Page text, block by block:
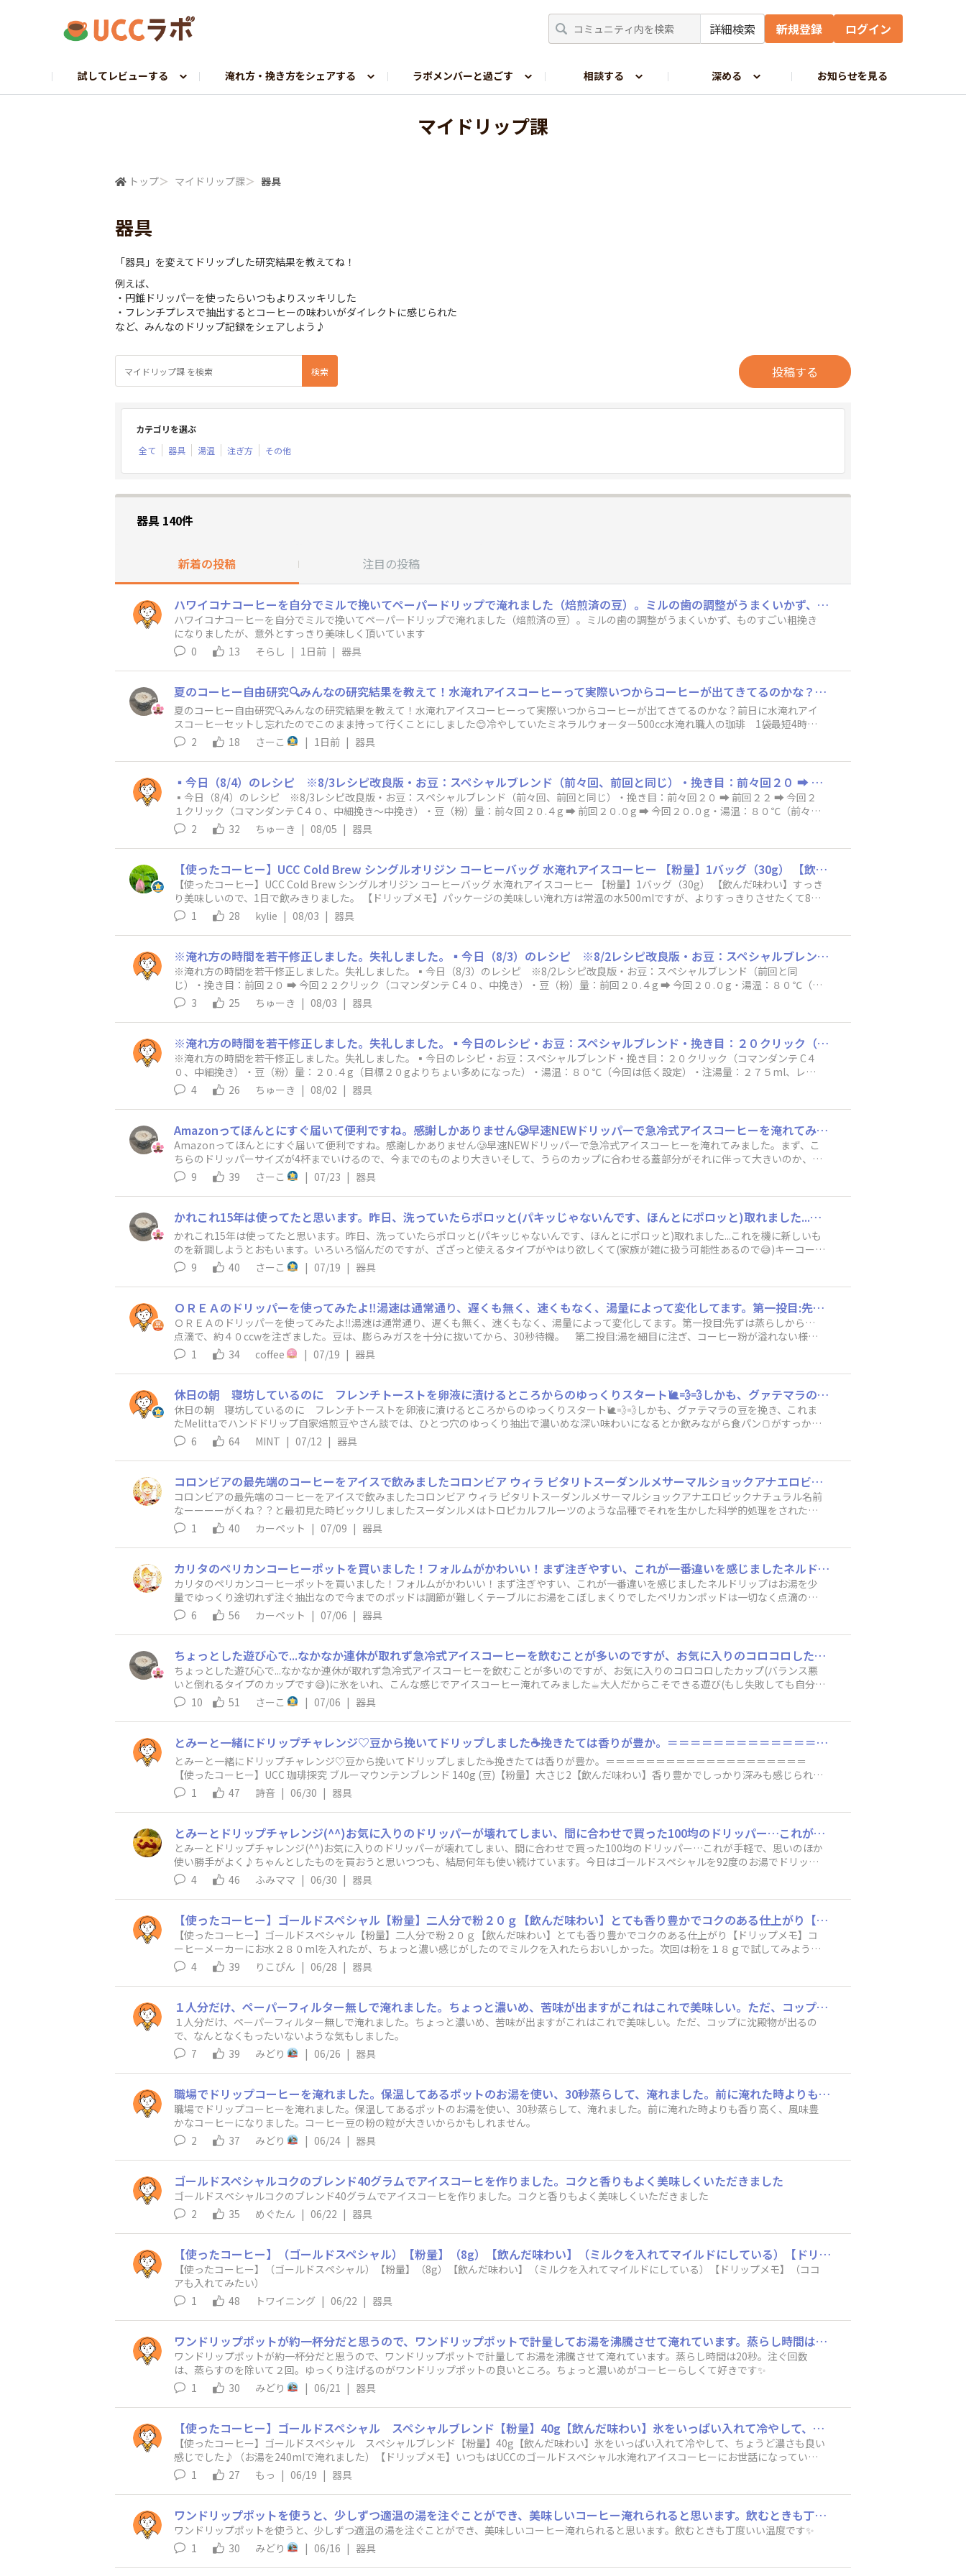
詳細検索 新規登録 ログイン
試してレビューする 淹れ方・挽き方をシェアする ラボメンバーと過ごす 相談する 深める お知らせを見る
マイドリップ課
トップ＞ マイドリップ課＞ 器具
器具
「器具」を変えてドリップした研究結果を教えてね！
例えば、
・円錐ドリッパーを使ったらいつもよりスッキリした
・フレンチプレスで抽出するとコーヒーの味わいがダイレクトに感じられた
など、みんなのドリップ記録をシェアしよう♪
投稿する
カテゴリを選ぶ
全て
器具 湯温 注ぎ方 その他
器具 140件
新着の投稿 注目の投稿
ハワイコナコーヒーを自分でミルで挽いてペーパードリップで淹れました（焙煎済の豆）。ミルの歯の調整がうまくいかず、ものすごい粗挽きになりましたが、意外とすっきり美味しく頂いています
ハワイコナコーヒーを自分でミルで挽いてペーパードリップで淹れました（焙煎済の豆）。ミルの歯の調整がうまくいかず、ものすごい粗挽き
になりましたが、意外とすっきり美味しく頂いています
0
13 そらし | 1日前 | 器具
夏のコーヒー自由研究🔍みんなの研究結果を教えて！水淹れアイスコーヒーって実際いつからコーヒーが出てきてるのかな？前日に水淹れアイスコーヒーセットし忘れたのでこのまま持って行くことにしました😊冷やしていたミネラルウォーター500cc水淹れ職人の珈琲 1袋最短4時間から飲めるのか、もしくは実はもっと早く飲めるのか...楽しみです👍👍
夏のコーヒー自由研究🔍みんなの研究結果を教えて！水淹れアイスコーヒーって実際いつからコーヒーが出てきてるのかな？前日に水淹れアイ
スコーヒーセットし忘れたのでこのまま持って行くことにしました😊冷やしていたミネラルウォーター500cc水淹れ職人の珈琲 1袋最短4時間
から飲めるのか、もしくは実はもっと早く飲めるのか...楽しみです👍👍
2 18 さーこ | 1日前 | 器具
▪️今日（8/4）のレシピ ※8/3レシピ改良版・お豆：スペシャルブレンド（前々回、前回と同じ）・挽き目：前々回２０ ➡︎ 前回２２ ➡︎ 今回２１クリック（コマンダンテ C４０、中細挽き〜中挽き）・豆（粉）量：前々回２０.４g ➡︎ 前回２０.０g ➡︎ 今回２０.０g・湯温：８０℃（前々回、前回と同じ）・注湯量：前々回２７５ml、レシオ１３.５（落ち切り）➡︎ 前回２９０ml、レシオ１４.５➡︎ 今回２９０ml、レシオ１４.５・ドリッパー：ORIGAMI Air M 2-4杯用（前々回、前回と同じ）・フィルター：アバカ プラス（リンスなし）（前々回、前回と同じ）・淹れ方：蒸らし以降は１円玉大のサークルプア（前々回、前回と同じ）0:00〜0:30 ３０ml（注湯１０秒程度＋蒸らし２０秒）（前々回、前回と同じ）0:30〜1:00 １７０ml（前々回、前回と同じ）1:00〜1:30 ２４０ml（前々回、前回と同じ）1:30〜1:40 前々回２７５ml（2分30秒落ち切り、出来高２２７ml）➡︎ 前回２９０ml（2分30秒落ち切り、出来高２４３ml）➡︎ 今回２９０ml（2分20秒落ち切り、出来高２３８ml）・データ：前々回 抽出レシオ１１.１、TDS １.６９、収率 １８.８％ 前回 抽出レシオ１２.２、TDS １.４６、収率 １７.８％ 今回 抽出レシオ１１.９、TDS １.４８、収率 １７.６％・感想：前回は前々回よりも飲みやすくなりましたが（濃度減）、自分の好みで少し口当たりを強くするために、挽き目を２２➡︎２１（C４０で中細挽き〜中挽き）で淹れました。結果、前回よりもわずかにパンチのある飲み口になりました。なお、前回と今回の差は、前々回と前回との差ほどではありません。商品のパッケージには「苦味３・酸味３・コク４」とありますが、前回同様「酸味２」の感じでした。3回にわたってスペシャルブレンドのレシピ調整を行いましたが、淹れ方（サークルプアの強さ、淹れる高さ、注湯速度など）が3回とも全く同じではないので、今回のレシピがベストかどうかわかりませんが、淹れ方による違いを感じることが出来ました。３種類のレシピが出来たので、気分によって使い分けようと思います。淹れ方がブレて狙ったように淹れられないと思いますが・・・修練します。やっぱりコーヒーを淹れるのは楽しいです。（添付写真は抽出後の粉の状況）
▪️今日（8/4）のレシピ ※8/3レシピ改良版・お豆：スペシャルブレンド（前々回、前回と同じ）・挽き目：前々回２０ ➡︎ 前回２２ ➡︎ 今回２
１クリック（コマンダンテ C４０、中細挽き〜中挽き）・豆（粉）量：前々回２０.４g ➡︎ 前回２０.０g ➡︎ 今回２０.０g・湯温：８０℃（前々
回、前回と同じ）・注湯量：前々回２７５ml、レシオ１３.５（落ち切り）➡︎ 前回２９０ml、レシオ１４.５➡︎ 今回２９０ml、レシオ１４.５・
ドリッパー：ORIGAMI Air M 2-4杯用（前々回、前回と同じ）・フィルター：アバカ プラス（リンスなし）（前々回、前回と同じ）・淹れ方：
蒸らし以降は１円玉大のサークルプア（前々回、前回と同じ）0:00〜0:30 ３０ml（注湯１０秒程度＋蒸らし２０秒）（前々回、前回と同じ）
0:30〜1:00 １７０ml（前々回、前回と同じ）1:00〜1:30 ２４０ml（前々回、前回と同じ）1:30〜1:40 前々回２７５ml（2分30秒落ち切
り、出来高２２７ml）➡︎ 前回２９０ml（2分30秒落ち切り、出来高２４３ml）➡︎ 今回２９０ml（2分20秒落ち切り、出来高２３８ml）・デー
タ：前々回 抽出レシオ１１.１、TDS １.６９、収率 １８.８％ 前回 抽出レシオ１２.２、TDS １.４６、収率 １７.８％ 今
回 抽出レシオ１１.９、TDS １.４８、収率 １７.６％・感想：前回は前々回よりも飲みやすくなりましたが（濃度減）、自分の好みで少し口当
たりを強くするために、挽き目を２２➡︎２１（C４０で中細挽き〜中挽き）で淹れました。結果、前回よりもわずかにパンチのある飲み口になり
ました。なお、前回と今回の差は、前々回と前回との差ほどではありません。商品のパッケージには「苦味３・酸味３・コク４」とあります
が、前回同様「酸味２」の感じでした。3回にわたってスペシャルブレンドのレシピ調整を行いましたが、淹れ方（サークルプアの強さ、淹れる
高さ、注湯速度など）が3回とも全く同じではないので、今回のレシピがベストかどうかわかりませんが、淹れ方による違いを感じることが出来
ました。３種類のレシピが出来たので、気分によって使い分けようと思います。淹れ方がブレて狙ったように淹れられないと思いますが・・・
修練します。やっぱりコーヒーを淹れるのは楽しいです。（添付写真は抽出後の粉の状況）
2 32 ちゅーき | 08/05 | 器具
【使ったコーヒー】UCC Cold Brew シングルオリジン コーヒーバッグ 水淹れアイスコーヒー 【粉量】1バッグ（30g） 【飲んだ味わい】すっきり美味しいので、1日で飲みきりました。 【ドリップメモ】パッケージの美味しい淹れ方は常温の水500mlですが、よりすっきりさせたくて800ml。冷蔵庫で8時間。iwaki PYREXを使用。
【使ったコーヒー】UCC Cold Brew シングルオリジン コーヒーバッグ 水淹れアイスコーヒー 【粉量】1バッグ（30g） 【飲んだ味わい】すっき
り美味しいので、1日で飲みきりました。 【ドリップメモ】パッケージの美味しい淹れ方は常温の水500mlですが、よりすっきりさせたくて800
ml。冷蔵庫で8時間。iwaki PYREXを使用。
1 28 kylie | 08/03 | 器具
※淹れ方の時間を若干修正しました。失礼しました。▪️今日（8/3）のレシピ ※8/2レシピ改良版・お豆：スペシャルブレンド（前回と同じ）・挽き目：前回２０ ➡︎ 今回２２クリック（コマンダンテ C４０、中挽き）・豆（粉）量：前回２０.４g ➡︎ 今回２０.０g・湯温：８０℃（前回と同じ）・注湯量：前回２７５ml、レシオ１３.５（落ち切り）➡︎ 今回２９０ml、レシオ１４.５・ドリッパー：ORIGAMI Air M 2-4杯用（前回と同じ）・フィルター：アバカ プラス（リンスなし）（前回と同じ）・淹れ方：蒸らし以降は１円玉大のサークルプア（前回と同じ）0:00〜0:30 ３０ml（注湯１０秒程度＋蒸らし２０秒）（前回と同じ）0:30〜1:00 １７０ml（前回と同じ）1:00〜1:30 ２４０ml（前回と同じ）1:30〜1:40 前回２７５ml（2分30秒落ち切り、出来高２２７ml）➡︎ 今回２９０ml（2分30秒落ち切り、出来高２４３ml）・データ：前回 抽出レシオ１１.１、TDS １.６９、収率 １８.８％ 今回 抽出レシオ１２.２、TDS １.４６、収率 １７.８％・感想：前回よりも飲みやすくするため、当初、挽き目のみ少し粗く（２０➡︎２２）する予定でしたが、収率を下げたくないので、レシオも１３.５から１４.５にしました（注湯量２７５ml➡︎２９０ml ※代わりに粉量を減らすのもOK）。結果、収率を大きく下げることなく、前回よりも飲みやすく（口当たりがよく）なりました。商品のパッケージには「苦味３・酸味３・コク４」とありますが、「酸味２」の感じでした。コクと苦味のバランスはよかったです。とても美味しかったですが、好みとしてはもう少しパンチが欲しいので、次回は、今回のレシピをベースに挽き目を２２➡︎２１（C４０で中細挽き〜中挽き）で淹れたいと思います。（添付写真は抽出後の粉の状況）
※淹れ方の時間を若干修正しました。失礼しました。▪️今日（8/3）のレシピ ※8/2レシピ改良版・お豆：スペシャルブレンド（前回と同
じ）・挽き目：前回２０ ➡︎ 今回２２クリック（コマンダンテ C４０、中挽き）・豆（粉）量：前回２０.４g ➡︎ 今回２０.０g・湯温：８０℃（前
回と同じ）・注湯量：前回２７５ml、レシオ１３.５（落ち切り）➡︎ 今回２９０ml、レシオ１４.５・ドリッパー：ORIGAMI Air M 2-4杯用（前
回と同じ）・フィルター：アバカ プラス（リンスなし）（前回と同じ）・淹れ方：蒸らし以降は１円玉大のサークルプア（前回と同じ）0:00〜
0:30 ３０ml（注湯１０秒程度＋蒸らし２０秒）（前回と同じ）0:30〜1:00 １７０ml（前回と同じ）1:00〜1:30 ２４０ml（前回と同じ）1:
30〜1:40 前回２７５ml（2分30秒落ち切り、出来高２２７ml）➡︎ 今回２９０ml（2分30秒落ち切り、出来高２４３ml）・データ：前回 抽出
レシオ１１.１、TDS １.６９、収率 １８.８％ 今回 抽出レシオ１２.２、TDS １.４６、収率 １７.８％・感想：前回よりも飲みやすく
するため、当初、挽き目のみ少し粗く（２０➡︎２２）する予定でしたが、収率を下げたくないので、レシオも１３.５から１４.５にしました（注
湯量２７５ml➡︎２９０ml ※代わりに粉量を減らすのもOK）。結果、収率を大きく下げることなく、前回よりも飲みやすく（口当たりがよ
く）なりました。商品のパッケージには「苦味３・酸味３・コク４」とありますが、「酸味２」の感じでした。コクと苦味のバランスはよかっ
たです。とても美味しかったですが、好みとしてはもう少しパンチが欲しいので、次回は、今回のレシピをベースに挽き目を２２➡︎２１（C４０
で中細挽き〜中挽き）で淹れたいと思います。（添付写真は抽出後の粉の状況）
3 25 ちゅーき | 08/03 | 器具
​※淹れ方の時間を若干修正しました。失礼しました。​▪️今日のレシピ・お豆：スペシャルブレンド・挽き目：２０クリック（コマンダンテ C４０、中細挽き）・豆（粉）量：２０.４g（目標２０gよりちょい多めになった）・湯温：８０℃（今回は低く設定）・注湯量：２７５ml、レシオ１３.５（落ち切り）・ドリッパー：ORIGAMI Air M 2-4杯用・フィルター：アバカ プラス（リンスなし）・淹れ方：蒸らし以降は１円玉大のサークルプア0:00〜0:30 ３０ml（注湯１０秒程度＋蒸らし２０秒）0:30〜1:00 １７０ml1:00〜1:30 ２４０ml1:30〜1:40 ２７５ml（2分30秒落ち切り、出来高２２７ml）・データ：抽出レシオ１１.１、TDS １.６９、収率 １８.８％・感想：初めてのスペシャルブレンド。苦味を抑えるために湯温は80℃とかなり低めに設定。結果、程よい苦味でしたが、TDSが高く濃いコーヒーに仕上がりました。スペシャルブレンドのコクと香りがとても気に入りました。次回はもう少し飲みやすくするために（TDSを下げるために）、レシオ１３.５➡︎１４.５、または、挽き目を若干荒め（C４０で２０中細挽き➡︎２２中挽き）で淹れたいと思います。（添付写真は抽出後の粉の状況）以上
​※淹れ方の時間を若干修正しました。失礼しました。​▪️今日のレシピ・お豆：スペシャルブレンド・挽き目：２０クリック（コマンダンテ C４
０、中細挽き）・豆（粉）量：２０.４g（目標２０gよりちょい多めになった）・湯温：８０℃（今回は低く設定）・注湯量：２７５ml、レシ
オ１３.５（落ち切り）・ドリッパー：ORIGAMI Air M 2-4杯用・フィルター：アバカ プラス（リンスなし）・淹れ方：蒸らし以降は１円玉大の
サークルプア0:00〜0:30 ３０ml（注湯１０秒程度＋蒸らし２０秒）0:30〜1:00 １７０ml1:00〜1:30 ２４０ml1:30〜1:40 ２７５ml（2分3
0秒落ち切り、出来高２２７ml）・データ：抽出レシオ１１.１、TDS １.６９、収率 １８.８％・感想：初めてのスペシャルブレンド。苦味を抑
えるために湯温は80℃とかなり低めに設定。結果、程よい苦味でしたが、TDSが高く濃いコーヒーに仕上がりました。スペシャルブレンドのコ
クと香りがとても気に入りました。次回はもう少し飲みやすくするために（TDSを下げるために）、レシオ１３.５➡︎１４.５、または、挽き目を
若干荒め（C４０で２０中細挽き➡︎２２中挽き）で淹れたいと思います。（添付写真は抽出後の粉の状況）以上
4 26 ちゅーき | 08/02 | 器具
Amazonってほんとにすぐ届いて便利ですね。感謝しかありません🥲早速NEWドリッパーで急冷式アイスコーヒーを淹れてみました。まず、こちらのドリッパーサイズが4杯までいけるので、今までのものより大きいそして、うらのカップに合わせる蓋部分がそれに伴って大きいのか、今まで使ってたサーバーがはまらない💦口の大きさが一緒wwwというハプニングはありましたが、別のカップに直淹れして完成しました✨✨大きさが違うからかもしれませんが、お湯の中が早くて雑味がはいらないのかしら？かなりさっぱりした味に仕上がった気もします(気のせいかもしれません)うらの縁が大きい問題はちょっと予想外でした。これはもうNEWサーバーも買ってね？ということでしょうか。
Amazonってほんとにすぐ届いて便利ですね。感謝しかありません🥲早速NEWドリッパーで急冷式アイスコーヒーを淹れてみました。まず、こ
ちらのドリッパーサイズが4杯までいけるので、今までのものより大きいそして、うらのカップに合わせる蓋部分がそれに伴って大きいのか、今
まで使ってたサーバーがはまらない💦口の大きさが一緒wwwというハプニングはありましたが、別のカップに直淹れして完成しました✨✨大き
さが違うからかもしれませんが、お湯の中が早くて雑味がはいらないのかしら？かなりさっぱりした味に仕上がった気もします(気のせいかもし
れません)うらの縁が大きい問題はちょっと予想外でした。これはもうNEWサーバーも買ってね？ということでしょうか。
9 39 さーこ | 07/23 | 器具
かれこれ15年は使ってたと思います。昨日、洗っていたらポロッと(パキッじゃないんです、ほんとにポロッと)取れました...これを機に新しいものを新調しようとおもいます。いろいろ悩んだのですが、ざざっと使えるタイプがやはり欲しくて(家族が雑に扱う可能性あるので😅)キーコーヒーのクリスタルタイプにしようかと検討中🤔見た目が魅力的で使ってみたいのです✌️
かれこれ15年は使ってたと思います。昨日、洗っていたらポロッと(パキッじゃないんです、ほんとにポロッと)取れました...これを機に新しいも
のを新調しようとおもいます。いろいろ悩んだのですが、ざざっと使えるタイプがやはり欲しくて(家族が雑に扱う可能性あるので😅)キーコーヒ
ーのクリスタルタイプにしようかと検討中🤔見た目が魅力的で使ってみたいのです✌️
9 40 さーこ | 07/19 | 器具
ＯＲＥＡのドリッパーを使ってみたよ‼湯速は通常通り、遅くも無く、速くもなく、湯量によって変化してます。第一投目:先ずは蒸らしから… 点滴で、約４０ccwを注ぎました。豆は、膨らみガスを十分に抜いてから、30秒待機。 第二投目:湯を細目に注ぎ、コーヒー粉が溢れない様に、100ccまで注湯。コーヒー液はOREAの設計通り、ペーパーの中心からコーヒーがチョロチョロとサーバーの中に落ちていきます。 第三投目:今度は200ccまで同じく、チョロチョロと注湯していきます。 第四投目:残りの３０ccwを注いで、落ち切る前にサーバーから外しました。計230ccを攪拌してから、コーヒーカップに１００ccずつ、テイスティングカップに３０cc。とりあえずは、普段通りに抽出してみました。 豆はフィリピン、シティロースト、量は25ｇ、ウェーブフィルター。 1人から2人分にしては、豆の量は多いですが、これは自分の好みの濃さにする為。味は変わらず、コーヒー専門店だと上手く説明出来るんだろうけど、自分の語彙力では、これが精一杯、勘弁してください。
ＯＲＥＡのドリッパーを使ってみたよ‼湯速は通常通り、遅くも無く、速くもなく、湯量によって変化してます。第一投目:先ずは蒸らしから…
点滴で、約４０ccwを注ぎました。豆は、膨らみガスを十分に抜いてから、30秒待機。 第二投目:湯を細目に注ぎ、コーヒー粉が溢れない様
に、100ccまで注湯。コーヒー液はOREAの設計通り、ペーパーの中心からコーヒーがチョロチョロとサーバーの中に落ちていきます。 第三投
目:今度は200ccまで同じく、チョロチョロと注湯していきます。 第四投目:残りの３０ccwを注いで、落ち切る前にサーバーから外しました。計
230ccを攪拌してから、コーヒーカップに１００ccずつ、テイスティングカップに３０cc。とりあえずは、普段通りに抽出してみました。 豆は
フィリピン、シティロースト、量は25ｇ、ウェーブフィルター。 1人から2人分にしては、豆の量は多いですが、これは自分の好みの濃さにす
る為。味は変わらず、コーヒー専門店だと上手く説明出来るんだろうけど、自分の語彙力では、これが精一杯、勘弁してください。
1 34 coffee | 07/19 | 器具
休日の朝 寝坊しているのに フレンチトーストを卵液に漬けるところからのゆっくりスタート🐌💨💨しかも、グァテマラの豆を挽き、これまたMelittaでハンドドリップ自家焙煎豆やさん談では、ひとつ穴のゆっくり抽出で濃いめな深い味わいになるとか飲みながら食パン🍞がすっかり液をすうのを待ちます家族のハンドドリップには焼きあがり後にすぐ出したいので、Kalita(３つ穴)で素早くさっぱりめ仕上がりにしちゃいます焼いている時がフレンチトーストの私の幸せピーク♪片付けがまったり面倒で、もう１杯後でデカフェ淹れます(笑)(のちほど コーヒーギャラリーで画像UPします☺️)
休日の朝 寝坊しているのに フレンチトーストを卵液に漬けるところからのゆっくりスタート🐌💨💨しかも、グァテマラの豆を挽き、これま
たMelittaでハンドドリップ自家焙煎豆やさん談では、ひとつ穴のゆっくり抽出で濃いめな深い味わいになるとか飲みながら食パン🍞がすっかり
液をすうのを待ちます家族のハンドドリップには焼きあがり後にすぐ出したいので、Kalita(３つ穴)で素早くさっぱりめ仕上がりにしちゃいます
焼いている時がフレンチトーストの私の幸せピーク♪片付けがまったり面倒で、もう１杯後でデカフェ淹れます(笑)(のちほど コーヒーギャラ
リーで画像UPします☺️)
6 64 MINT | 07/12 | 器具
コロンビアの最先端のコーヒーをアイスで飲みましたコロンビア ウィラ ピタリト​スーダンルメ​サーマルショックアナエロビックナチュラル名前なーーーーがくね？？と最初見た時ビックリしましたスーダンルメはトロピカルフルーツのような品種でそれを生かした科学的処理をされた逸品ですコロンビアはウォッシュドの技術がかなり高く昔からブレンドとしてもキレイな優等生でしたでもそれだと伸び代がない 他地域でもブレンドの土台の豆の品質向上の追い上げがやばいので(ベトナムあたり)コロンビアの新しいブランドとして掲げるために若手チームが科学的な挑戦をしてます正直これはクラシカルなコーヒーとは真逆のマッドサイエンティストな豆です飲むまったり〜うふふと言うよりバチバチなファンキーな体験と行った方がいいです飲む果物フェスです 暑い日が急に来たのでまったりアイスが楽しい
コロンビアの最先端のコーヒーをアイスで飲みましたコロンビア ウィラ ピタリト​スーダンルメ​サーマルショックアナエロビックナチュラル名前
なーーーーがくね？？と最初見た時ビックリしましたスーダンルメはトロピカルフルーツのような品種でそれを生かした科学的処理をされた逸
品ですコロンビアはウォッシュドの技術がかなり高く昔からブレンドとしてもキレイな優等生でしたでもそれだと伸び代がない 他地域でもブレ
ンドの土台の豆の品質向上の追い上げがやばいので(ベトナムあたり)コロンビアの新しいブランドとして掲げるために若手チームが科学的な挑戦
をしてます正直これはクラシカルなコーヒーとは真逆のマッドサイエンティストな豆です飲むまったり〜うふふと言うよりバチバチなファンキ
ーな体験と行った方がいいです飲む果物フェスです 暑い日が急に来たのでまったりアイスが楽しい
1 40 カーペット | 07/09 | 器具
カリタのペリカンコーヒーポットを買いました！フォルムがかわいい！まず注ぎやすい、これが一番違いを感じましたネルドリップはお湯を少量でゆっくり途切れず注ぐ抽出なので今までのポッドは調節が難しくテーブルにお湯をこぼしまくりでしたペリカンポッドは一切なく点滴のようにゆっくりもやりやすく感動です😭👏👏マンデリン リントン スペシャル美味しいコーヒーを自分で作るならやっぱり、ある程度道具にもお金かけるのも大事だなと感じました。
カリタのペリカンコーヒーポットを買いました！フォルムがかわいい！まず注ぎやすい、これが一番違いを感じましたネルドリップはお湯を少
量でゆっくり途切れず注ぐ抽出なので今までのポッドは調節が難しくテーブルにお湯をこぼしまくりでしたペリカンポッドは一切なく点滴のよ
うにゆっくりもやりやすく感動です😭👏👏マンデリン リントン スペシャル美味しいコーヒーを自分で作るならやっぱり、ある程度道具にもお金
かけるのも大事だなと感じました。
6 56 カーペット | 07/06 | 器具
ちょっとした遊び心で...なかなか連休が取れず急冷式アイスコーヒーを飲むことが多いのですが、お気に入りのコロコロしたカップ(バランス悪いと倒れるタイプのカップです😅)に氷をいれ、こんな感じでアイスコーヒー淹れてみました☕︎大人だからこそできる遊び(もし失敗しても自分で処理できるし、覚悟決めてますから笑)なんて、半分ふざけつつコーヒータイムを楽しんでいました♪
ちょっとした遊び心で...なかなか連休が取れず急冷式アイスコーヒーを飲むことが多いのですが、お気に入りのコロコロしたカップ(バランス悪
いと倒れるタイプのカップです😅)に氷をいれ、こんな感じでアイスコーヒー淹れてみました☕︎大人だからこそできる遊び(もし失敗しても自分で
処理できるし、覚悟決めてますから笑)なんて、半分ふざけつつコーヒータイムを楽しんでいました♪
10 51 さーこ | 07/06 | 器具
​とみーと一緒にドリップチャレンジ♡豆から挽いてドリップしました☕️挽きたては香りが豊か。​＝＝＝＝＝＝＝＝＝＝＝＝＝＝＝＝＝＝＝＝​【使ったコーヒー】UCC 珈琲探究 ブルーマウンテンブレンド 140g (豆)​【粉量】大さじ2​【飲んだ味わい】香り豊かでしっかり深みも感じられます。​【ドリップメモ】今日はホットで飲んだので次回はアイスに挑戦！​
​とみーと一緒にドリップチャレンジ♡豆から挽いてドリップしました☕️挽きたては香りが豊か。​＝＝＝＝＝＝＝＝＝＝＝＝＝＝＝＝＝＝＝＝​
【使ったコーヒー】UCC 珈琲探究 ブルーマウンテンブレンド 140g (豆)​【粉量】大さじ2​【飲んだ味わい】香り豊かでしっかり深みも感じられま
す。​【ドリップメモ】今日はホットで飲んだので次回はアイスに挑戦！​
1 47 詩音 | 06/30 | 器具
とみーとドリップチャレンジ(⁠^⁠^⁠)お気に入りのドリッパーが壊れてしまい、間に合わせで買った100均のドリッパー…これが手軽で、思いのほか使い勝手がよく♪ちゃんとしたものを買おうと思いつつも、結局何年も使い続けています。今日はゴールドスペシャルを92度のお湯でドリップ♡バランスのいい味わいで、ブラックで飲むのにピッタリです。
とみーとドリップチャレンジ(⁠^⁠^⁠)お気に入りのドリッパーが壊れてしまい、間に合わせで買った100均のドリッパー…これが手軽で、思いのほか
使い勝手がよく♪ちゃんとしたものを買おうと思いつつも、結局何年も使い続けています。今日はゴールドスペシャルを92度のお湯でドリップ
♡バランスのいい味わいで、ブラックで飲むのにピッタリです。
4 46 ふみママ | 06/30 | 器具
​【使ったコーヒー】ゴールドスペシャル​【粉量】二人分で粉２０ｇ​【飲んだ味わい】とても香り豊かでコクのある仕上がり​【ドリップメモ】コーヒーメーカーにお水２８０mlを入れたが、ちょっと濃い感じがしたのでミルクを入れたらおいしかった。次回は粉を１８ｇで試してみようと思う。​
​【使ったコーヒー】ゴールドスペシャル​【粉量】二人分で粉２０ｇ​【飲んだ味わい】とても香り豊かでコクのある仕上がり​【ドリップメモ】コ
ーヒーメーカーにお水２８０mlを入れたが、ちょっと濃い感じがしたのでミルクを入れたらおいしかった。次回は粉を１８ｇで試してみようと
思う。​
4 39 りこぴん | 06/28 | 器具
１人分だけ、ペーパーフィルター無しで淹れました。ちょっと濃いめ、苦味が出ますがこれはこれで美味しい。ただ、コップに沈殿物が出るので、なんとなくもったいないような気もしました。
１人分だけ、ペーパーフィルター無しで淹れました。ちょっと濃いめ、苦味が出ますがこれはこれで美味しい。ただ、コップに沈殿物が出るの
で、なんとなくもったいないような気もしました。
7
39 みどり | 06/26 | 器具
職場でドリップコーヒーを淹れました。保温してあるポットのお湯を使い、30秒蒸らして、淹れました。前に淹れた時よりも香り高く、風味豊かなコーヒーになりました。コーヒー豆の粉の粒が大きいからかもしれません。
職場でドリップコーヒーを淹れました。保温してあるポットのお湯を使い、30秒蒸らして、淹れました。前に淹れた時よりも香り高く、風味豊
かなコーヒーになりました。コーヒー豆の粉の粒が大きいからかもしれません。
2
37 みどり | 06/24 | 器具
ゴールドスペシャルコクのブレンド40グラムでアイスコーヒを作りました。コクと香りもよく美味しくいただきました
ゴールドスペシャルコクのブレンド40グラムでアイスコーヒを作りました。コクと香りもよく美味しくいただきました
2
35 めぐたん | 06/22 | 器具
​【使ったコーヒー】（ゴールドスペシャル）​【粉量】（8g）​【飲んだ味わい】（ミルクを入れてマイルドにしている）​【ドリップメモ】（ココアも入れてみたい）​
​【使ったコーヒー】（ゴールドスペシャル）​【粉量】（8g）​【飲んだ味わい】（ミルクを入れてマイルドにしている）​【ドリップメモ】（ココ
アも入れてみたい）​
1
48 トワイニング | 06/22 | 器具
ワンドリップポットが約一杯分だと思うので、ワンドリップポットで計量してお湯を沸騰させて淹れています。蒸らし時間は20秒。注ぐ回数は、蒸らすのを除いて２回。ゆっくり注げるのがワンドリップポットの良いところ。ちょっと濃いめがコーヒーらしくて好きです✨
ワンドリップポットが約一杯分だと思うので、ワンドリップポットで計量してお湯を沸騰させて淹れています。蒸らし時間は20秒。注ぐ回数
は、蒸らすのを除いて２回。ゆっくり注げるのがワンドリップポットの良いところ。ちょっと濃いめがコーヒーらしくて好きです✨
1
30 みどり | 06/21 | 器具
​【使ったコーヒー】ゴールドスペシャル スペシャルブレンド​【粉量】40g​【飲んだ味わい】氷をいっぱい入れて冷やして、ちょうど濃さも良い感じでした♪（お湯を240mlで淹れました）​【ドリップメモ】いつもはUCCのゴールドスペシャル水淹れアイスコーヒーにお世話になっていますが、今回は自分で分量を測ってアイスコーヒーを淹れてみました。思ったよりも濃くも薄くもならず、ちょうど良かったです！色々調べて40gの粉で挑戦して、測った時は「思ったより粉が多い・・・。濃くなりすぎるかも？氷多めにしとこうかな・・・」と、おっかなびっくりでしたが、ちょうど良かったので満足☆これからも、時間がある時は自分でドリップ、急いでいる時はアイスコーヒー用のバッグにお世話になろうと思いました♪​
​【使ったコーヒー】ゴールドスペシャル スペシャルブレンド​【粉量】40g​【飲んだ味わい】氷をいっぱい入れて冷やして、ちょうど濃さも良い
感じでした♪（お湯を240mlで淹れました）​【ドリップメモ】いつもはUCCのゴールドスペシャル水淹れアイスコーヒーにお世話になっていま
すが、今回は自分で分量を測ってアイスコーヒーを淹れてみました。思ったよりも濃くも薄くもならず、ちょうど良かったです！色々調べて40g
の粉で挑戦して、測った時は「思ったより粉が多い・・・。濃くなりすぎるかも？氷多めにしとこうかな・・・」と、おっかなびっくりでした
が、ちょうど良かったので満足☆これからも、時間がある時は自分でドリップ、急いでいる時はアイスコーヒー用のバッグにお世話になろうと
思いました♪​
1 27 もっ | 06/19 | 器具
ワンドリップポットを使うと、少しずつ適温の湯を注ぐことができ、美味しいコーヒー淹れられると思います。飲むときも丁度いい温度です✨
ワンドリップポットを使うと、少しずつ適温の湯を注ぐことができ、美味しいコーヒー淹れられると思います。飲むときも丁度いい温度です✨
1
30 みどり | 06/16 | 器具